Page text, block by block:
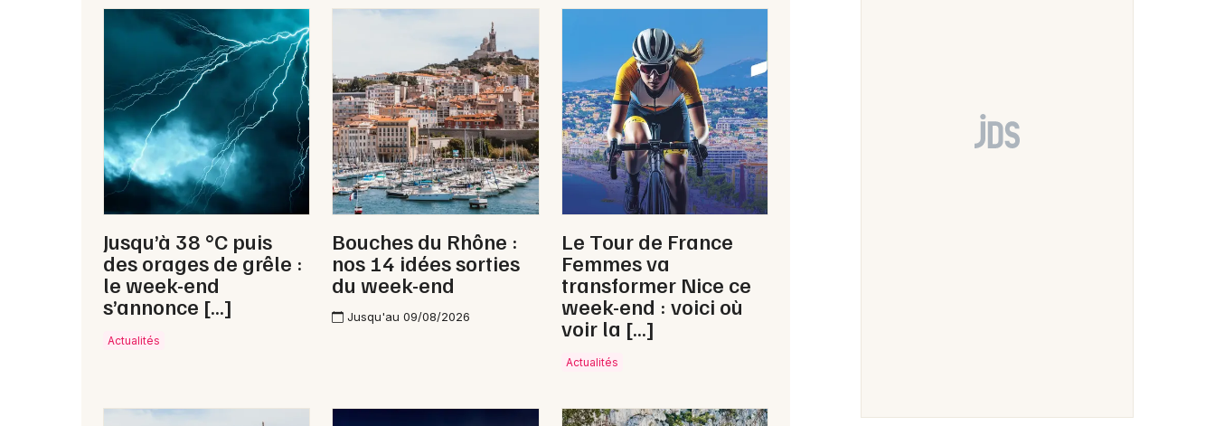
Jusqu’à 38 °C puis
des orages de grêle :
le week-end
s’annonce […]
Actualités
Bouches du Rhône :
nos 14 idées sorties
du week-end
Jusqu'au 09/08/2026
Le Tour de France
Femmes va
transformer Nice ce
week-end : voici où
voir la […]
Actualités